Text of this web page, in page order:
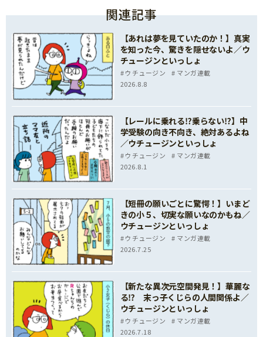
関連記事
【あれは夢を見ていたのか！】真実
を知った今、驚きを隠せないよ／ウ
チュージンといっしょ
ウチュージン
マンガ連載
2026.8.8
【レールに乗れる⁉乗らない⁉】中
学受験の向き不向き、絶対あるよね
／ウチュージンといっしょ
ウチュージン
マンガ連載
2026.8.1
【短冊の願いごとに驚愕！】いまど
きの小５、切実な願いなのかもね／
ウチュージンといっしょ
ウチュージン
マンガ連載
2026.7.25
【新たな異次元空間発見！】華麗な
る⁉ 末っ子くじらの人間関係よ／
ウチュージンといっしょ
ウチュージン
マンガ連載
2026.7.18